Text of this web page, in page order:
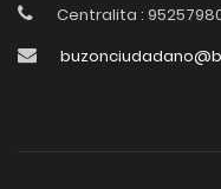
Centralita :